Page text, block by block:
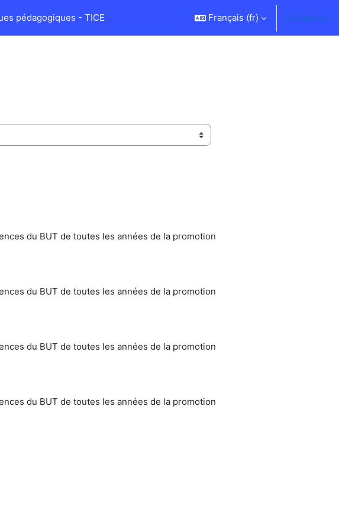
pédagogiques - TICE Français ‎(fr)‎ Connexion
du BUT de toutes les années de la promotion
du BUT de toutes les années de la promotion
du BUT de toutes les années de la promotion
du BUT de toutes les années de la promotion